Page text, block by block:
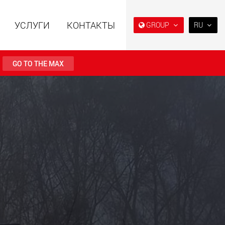
GROUP
www.maxtrailer.us
прицепы для
нагрузки от 20 т
Электрические
транспортные средства с
аккумуляторным
грузоподъёмностью от 5 т
www.morello.eu.com
RU
УСЛУГИ КОНТАКТЫ
GO TO THE MAX